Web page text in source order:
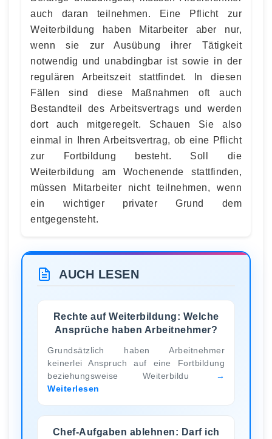
auch daran teilnehmen. Eine Pflicht zur
Weiterbildung haben Mitarbeiter aber nur,
wenn sie zur Ausübung ihrer Tätigkeit
notwendig und unabdingbar ist sowie in der
regulären Arbeitszeit stattfindet. In diesen
Fällen sind diese Maßnahmen oft auch
Bestandteil des Arbeitsvertrags und werden
dort auch mitgeregelt. Schauen Sie also
einmal in Ihren Arbeitsvertrag, ob eine Pflicht
zur Fortbildung besteht. Soll die
Weiterbildung am Wochenende stattfinden,
müssen Mitarbeiter nicht teilnehmen, wenn
ein wichtiger privater Grund dem
entgegensteht.
AUCH LESEN
Rechte auf Weiterbildung: Welche
Ansprüche haben Arbeitnehmer?
Grundsätzlich haben Arbeitnehmer
keinerlei Anspruch auf eine Fortbildung
beziehungsweise Weiterbildu
Weiterlesen
Chef-Aufgaben ablehnen: Darf ich